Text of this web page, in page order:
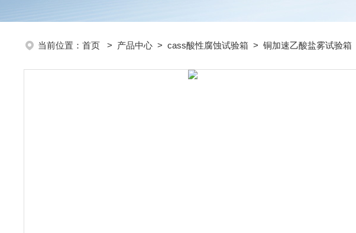
当前位置： 首页 > 产品中心 > cass酸性腐蚀试验箱 > 铜加速乙酸盐雾试验箱